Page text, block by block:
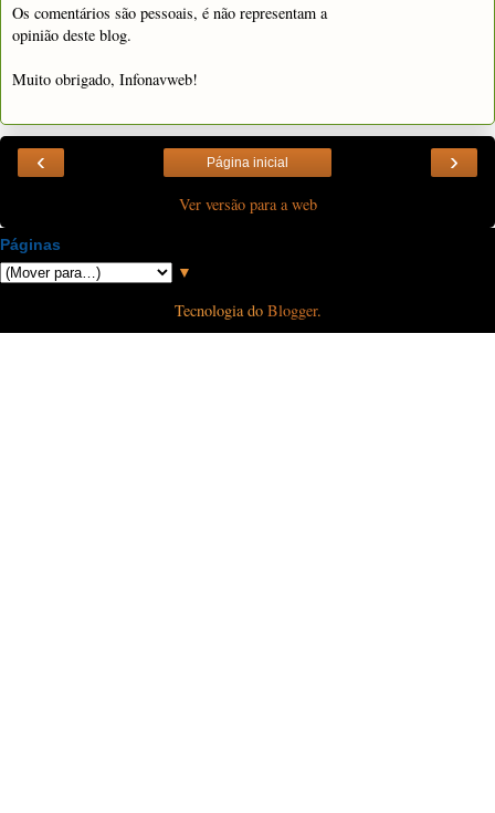
Os comentários são pessoais, é não representam a
opinião deste blog.
Muito obrigado, Infonavweb!
‹ ›
Página inicial
Ver versão para a web
Páginas
▼
Tecnologia do Blogger.